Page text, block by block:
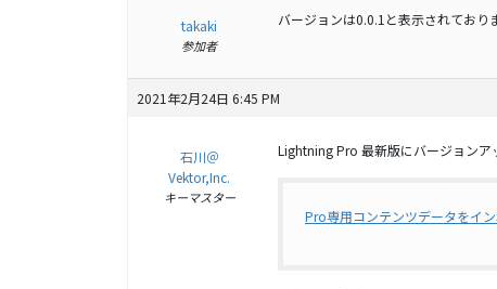
takaki
参加者
バージョンは0.0.1と表示されており
2021年2月24日 6:45 PM
石川＠
Vektor,Inc.
キーマスター
Lightning Pro 最新版にバージョンア
Pro専用コンテンツデータをイ